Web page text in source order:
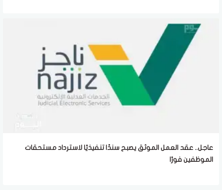
عاجل.. عقد العمل الموثق يصبح سندًا تنفيذيًا لاسترداد مستحقات
الموظفين فورًا